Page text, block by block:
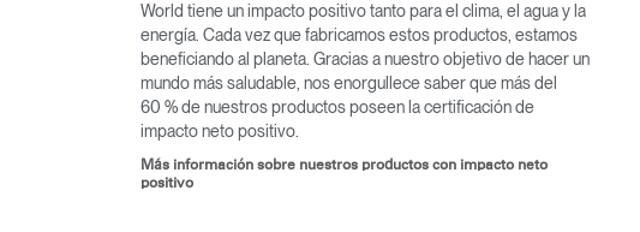
World tiene un impacto positivo tanto para el clima, el agua y la
energía. Cada vez que fabricamos estos productos, estamos
beneficiando al planeta. Gracias a nuestro objetivo de hacer un
mundo más saludable, nos enorgullece saber que más del
60 % de nuestros productos poseen la certificación de
impacto neto positivo.
Más información sobre nuestros productos con impacto neto
positivo